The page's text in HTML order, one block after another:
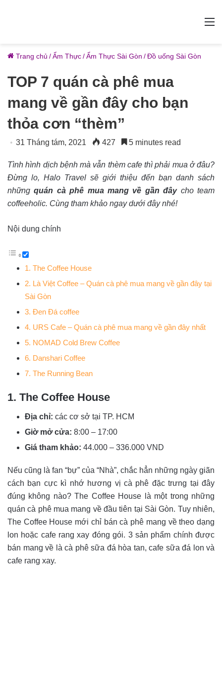
Trang chủ /Ẩm Thực/Ẩm Thực Sài Gòn /Đồ uống Sài Gòn
TOP 7 quán cà phê mua
mang về gần đây cho bạn
thỏa cơn “thèm”
31 Tháng tám, 2021 427 5 minutes read
Tình hình dịch bệnh mà vẫn thèm cafe thì phải mua ở đâu?
Đừng lo, Halo Travel sẽ giới thiệu đến bạn danh sách
nhữngquán cà phê mua mang về gần đâycho team
coffeeholic. Cùng tham khảo ngay dưới đây nhé!
Nội dung chính
1. The Coffee House
2. Là Việt Coffee – Quán cà phê mua mang về gần đây tại
Sài Gòn
3. Đen Đá coffee
4. URS Cafe – Quán cà phê mua mang về gần đây nhất
5. NOMAD Cold Brew Coffee
6. Danshari Coffee
7. The Running Bean
1. The Coffee House
Địa chỉ: các cơ sở tại TP. HCM
Giờ mở cửa: 8:00 – 17:00
Giá tham khảo: 44.000 – 336.000 VND
Nếu cũng là fan “bự” của “Nhà”, chắc hẳn những ngày giãn
cách bạn cực kì nhớ hương vị cà phê đặc trưng tại đây
đúng không nào? The Coffee House là một trong những
quán cà phê mua mang về đầu tiên tại Sài Gòn. Tuy nhiên,
The Coffee House mới chỉ bán cà phê mang về theo dạng
lon hoặc cafe rang xay đóng gói. 3 sản phẩm chính được
bán mang về là cà phê sữa đá hòa tan, cafe sữa đá lon và
cafe rang xay.